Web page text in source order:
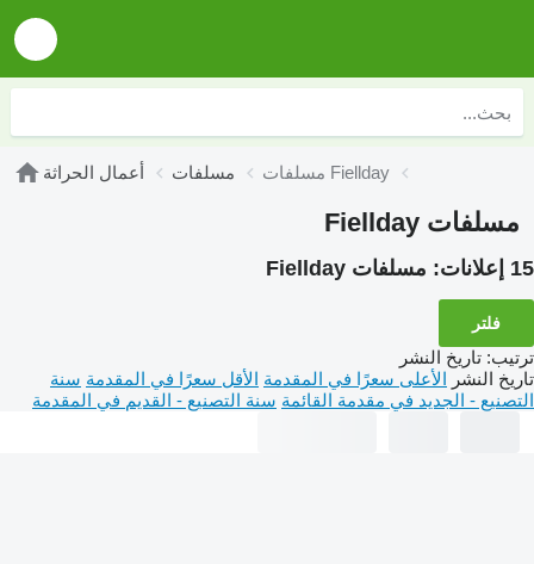
أعمال الحراثة مسلفات مسلفات Fiellday
مسلفات Fiellday
15 إعلانات: مسلفات Fiellday
فلتر
ترتيب: تاريخ النشر
تاريخ النشر الأعلى سعرًا في المقدمة الأقل سعرًا في المقدمة سنة
التصنيع - الجديد في مقدمة القائمة سنة التصنيع - القديم في المقدمة